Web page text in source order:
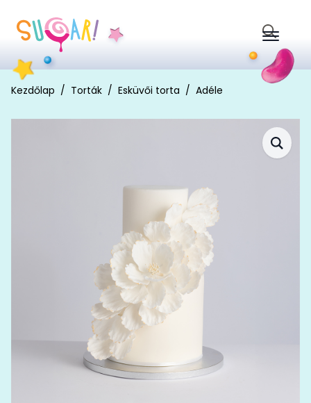
Search
for:
Kezdőlap Torták Esküvői torta Adéle